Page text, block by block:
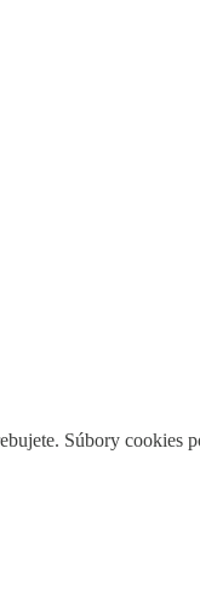
Súbory cookies